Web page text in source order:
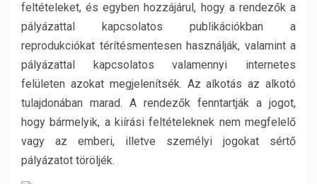
feltételeket, és egyben hozzájárul, hogy a rendezők a
pályázattal kapcsolatos publikációkban a
reprodukciókat térítésmentesen használják, valamint a
pályázattal kapcsolatos valamennyi internetes
felületen azokat megjelenítsék. Az alkotás az alkotó
tulajdonában marad. A rendezők fenntartják a jogot,
hogy bármelyik, a kiírási feltételeknek nem megfelelő
vagy az emberi, illetve személyi jogokat sértő
pályázatot töröljék.